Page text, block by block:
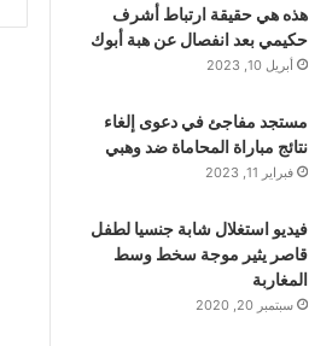
هذه هي حقيقة ارتباط أشرف
حكيمي بعد انفصال عن هبة أبوك
أبريل 10, 2023
مستجد مفاجئ في دعوى إلغاء
نتائج مباراة المحاماة ضد وهبي
فبراير 11, 2023
فيديو استغلال شابة جنسيا لطفل
قاصر يثير موجة سخط وسط
المغاربة
سبتمبر 20, 2020